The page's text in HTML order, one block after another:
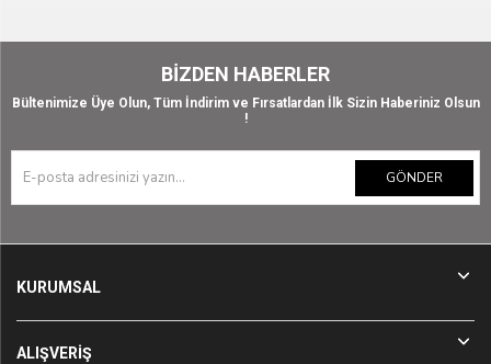
BIZDEN HABERLER
Bültenimize Üye Olun, Tüm İndirim ve Fırsatlardan İlk Sizin Haberiniz Olsun
!
GÖNDER
KURUMSAL
ALIŞVERİŞ